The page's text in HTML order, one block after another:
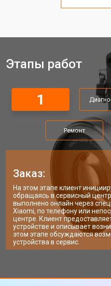
Этапы работ
1
Ремонт
Заказ:
На этом этапе клиент
обращаясь в сервисный
выполнено онлайн через
Xiaomi, по телефону или
центре. Клиент
устройстве и описывает
этом этапе обсуждаются
устройства в сервис.